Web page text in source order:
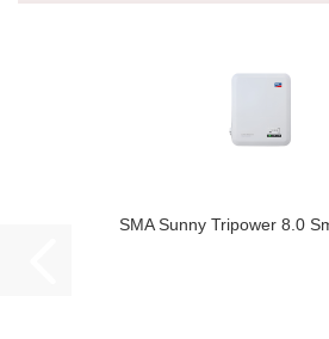
SMA Sunny Tri­power 8.0